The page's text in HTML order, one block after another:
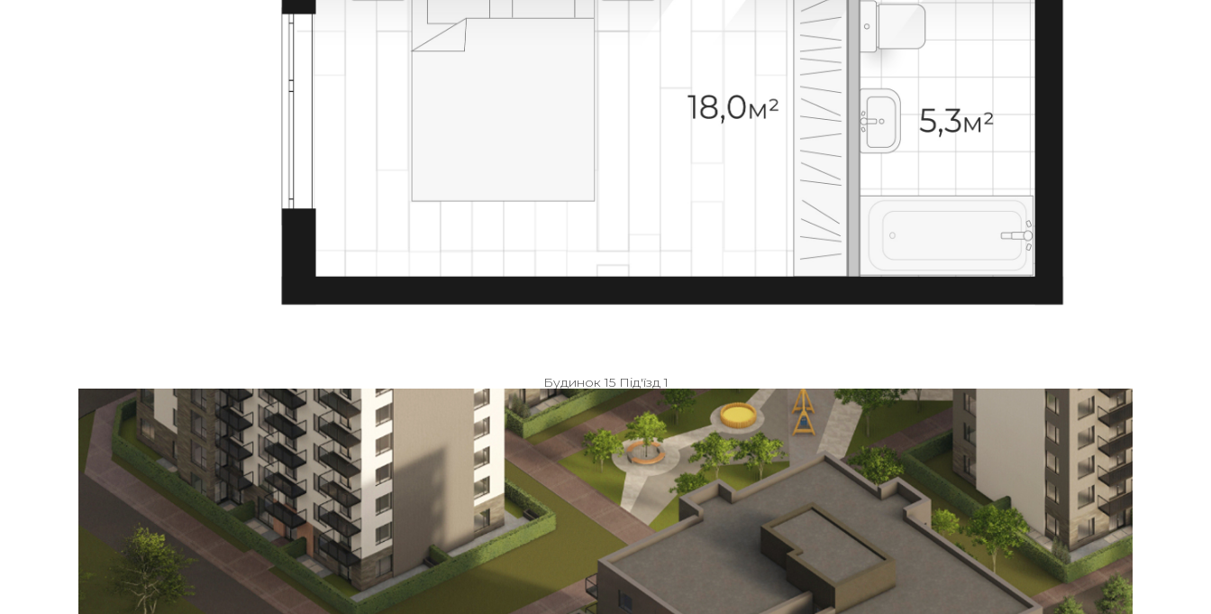
Будинок 15 Під'їзд 1